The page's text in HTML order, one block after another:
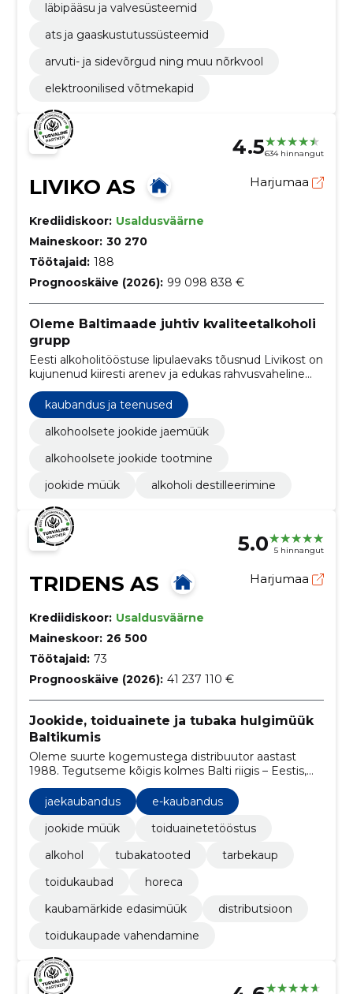
läbipääsu ja valvesüsteemid
ats ja gaaskustutussüsteemid
arvuti- ja sidevõrgud ning muu nõrkvool
elektroonilised võtmekapid
4.5634 hinnangut
LIVIKO AS Harjumaa
Krediidiskoor: Usaldusväärne
Maineskoor: 30 270
Töötajaid: 188
Prognooskäive (2026): 99 098 838 €
Oleme Baltimaade juhtiv kvaliteetalkoholi
grupp
Eesti alkoholitööstuse lipulaevaks tõusnud Livikost on
kujunenud kiiresti arenev ja edukas rahvusvaheline
alkoholigrupp.
kaubandus ja teenused
alkohoolsete jookide jaemüük
alkohoolsete jookide tootmine
jookide müük
alkoholi destilleerimine
5.0 5 hinnangut
TRIDENS AS Harjumaa
Krediidiskoor: Usaldusväärne
Maineskoor: 26 500
Töötajaid: 73
Prognooskäive (2026): 41 237 110 €
Jookide, toiduainete ja tubaka hulgimüük
Baltikumis
Oleme suurte kogemustega distribuutor aastast
1988. Tegutseme kõigis kolmes Balti riigis – Eestis,
Lätis ja Leedus – ning oleme kindel partner oma
töötajatele, klientidele, tarnijatele ja
koostööpartneritele.
jaekaubandus
e-kaubandus
jookide müük
toiduainetetööstus
alkohol
tubakatooted
tarbekaup
toidukaubad
horeca
kaubamärkide edasimüük
distributsioon
toidukaupade vahendamine